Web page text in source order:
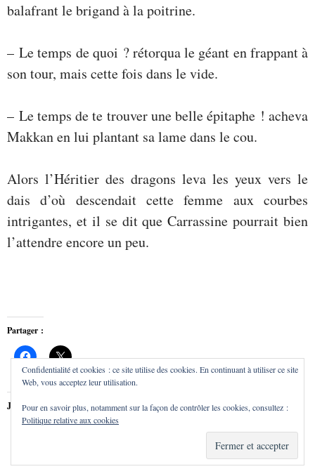
balafrant le brigand à la poitrine.
– Le temps de quoi ? rétorqua le géant en frappant à
son tour, mais cette fois dans le vide.
– Le temps de te trouver une belle épitaphe ! acheva
Makkan en lui plantant sa lame dans le cou.
Alors l’Héritier des dragons leva les yeux vers le
dais d’où descendait cette femme aux courbes
intrigantes, et il se dit que Carrassine pourrait bien
l’attendre encore un peu.
Partager :
J’aime ça :
Confidentialité et cookies : ce site utilise des cookies. En continuant à utiliser ce site
Web, vous acceptez leur utilisation.
Pour en savoir plus, notamment sur la façon de contrôler les cookies, consultez :
Politique relative aux cookies